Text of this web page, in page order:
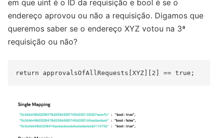
em que uint é o ID da requisição e bool é se o
endereço aprovou ou não a requisição. Digamos que
queremos saber se o endereço XYZ votou na 3ª
requisição ou não?